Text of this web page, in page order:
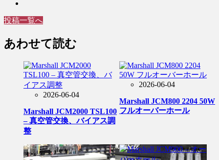
投稿一覧へ
あわせて読む
2026-06-04
Marshall JCM2000 TSL100
– 真空管交換、バイアス調
整
2026-06-04
Marshall JCM800 2204 50W
フルオーバーホール